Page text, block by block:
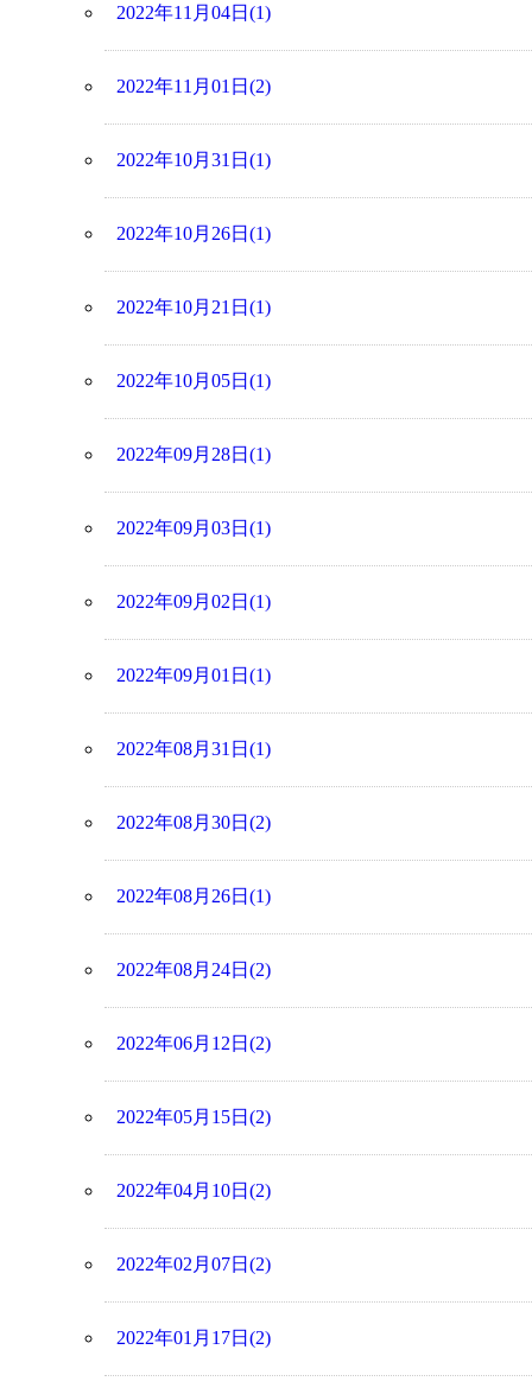
2022年11月04日(1)
2022年11月01日(2)
2022年10月31日(1)
2022年10月26日(1)
2022年10月21日(1)
2022年10月05日(1)
2022年09月28日(1)
2022年09月03日(1)
2022年09月02日(1)
2022年09月01日(1)
2022年08月31日(1)
2022年08月30日(2)
2022年08月26日(1)
2022年08月24日(2)
2022年06月12日(2)
2022年05月15日(2)
2022年04月10日(2)
2022年02月07日(2)
2022年01月17日(2)